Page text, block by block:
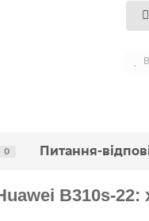
0 Питання-
B310s-22: